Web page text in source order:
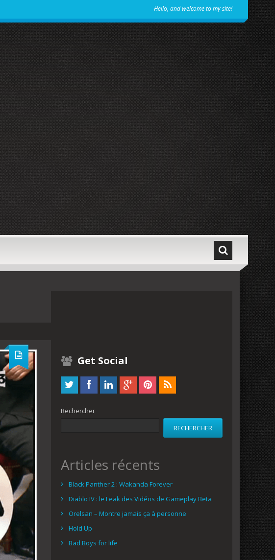
Hello, and welcome to my site!
Get Social
Rechercher
RECHERCHER
Articles récents
Black Panther 2 : Wakanda Forever
Diablo IV : le Leak des Vidéos de Gameplay Beta
Orelsan – Montre jamais ça à personne
Hold Up
Bad Boys for life